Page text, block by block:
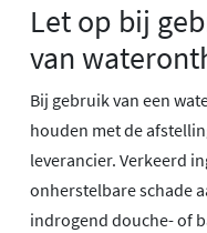
Let op bij
van
Bij gebruik van een
houden met de
leverancier. Verkeerd
onherstelbare schade
indrogend douche- of